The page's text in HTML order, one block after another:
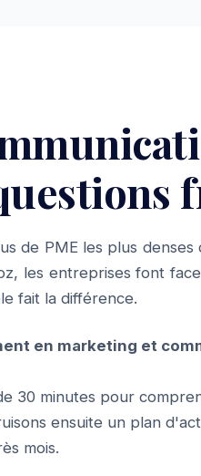
de PME les plus
les entreprises font
fait la différence.
en marketing et
30 minutes pour
ensuite un plan
mois.